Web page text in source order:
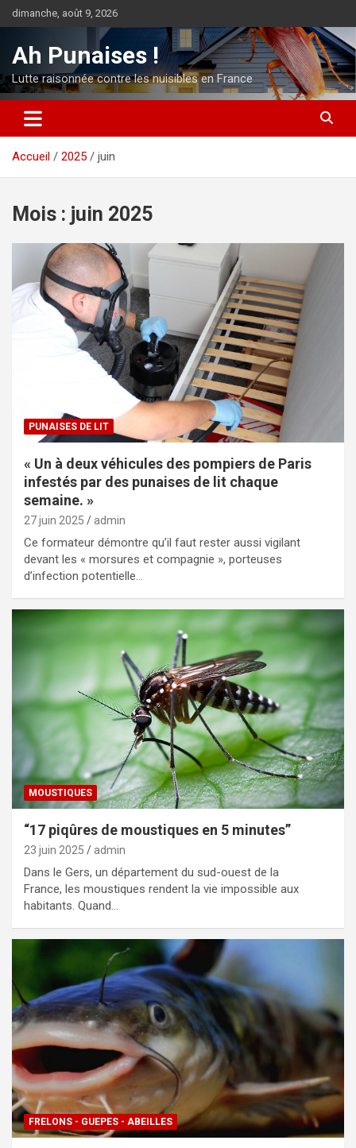
Aller
au
dimanche, août 9, 2026
Ah Punaises !
Lutte raisonnée contre les nuisibles en France
Accueil 2025 juin
Mois : juin 2025
PUNAISES DE LIT
« Un à deux véhicules des pompiers de Paris
infestés par des punaises de lit chaque
semaine. »
27 juin 2025 admin
Ce formateur démontre qu’il faut rester aussi vigilant
devant les « morsures et compagnie », porteuses
d’infection potentielle…
MOUSTIQUES
“17 piqûres de moustiques en 5 minutes”
23 juin 2025 admin
Dans le Gers, un département du sud-ouest de la
France, les moustiques rendent la vie impossible aux
habitants. Quand…
FRELONS - GUEPES - ABEILLES